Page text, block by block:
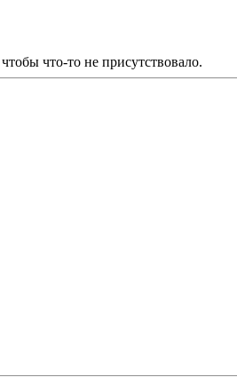
что-то не присутствовало.